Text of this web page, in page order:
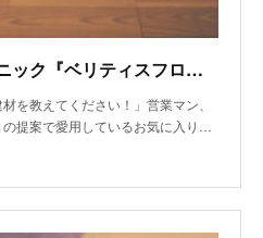
私の推し建材～パナソニック『ベリティスフロアーW』、シンコール『「HELLO47」シリーズ』～
を教えてください！」営業マン、
提案で愛用しているお気に入り…